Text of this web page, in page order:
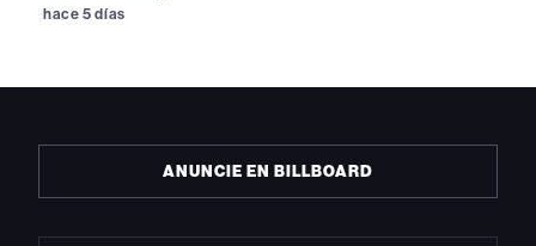
hace 5 días
ANUNCIE EN BILLBOARD